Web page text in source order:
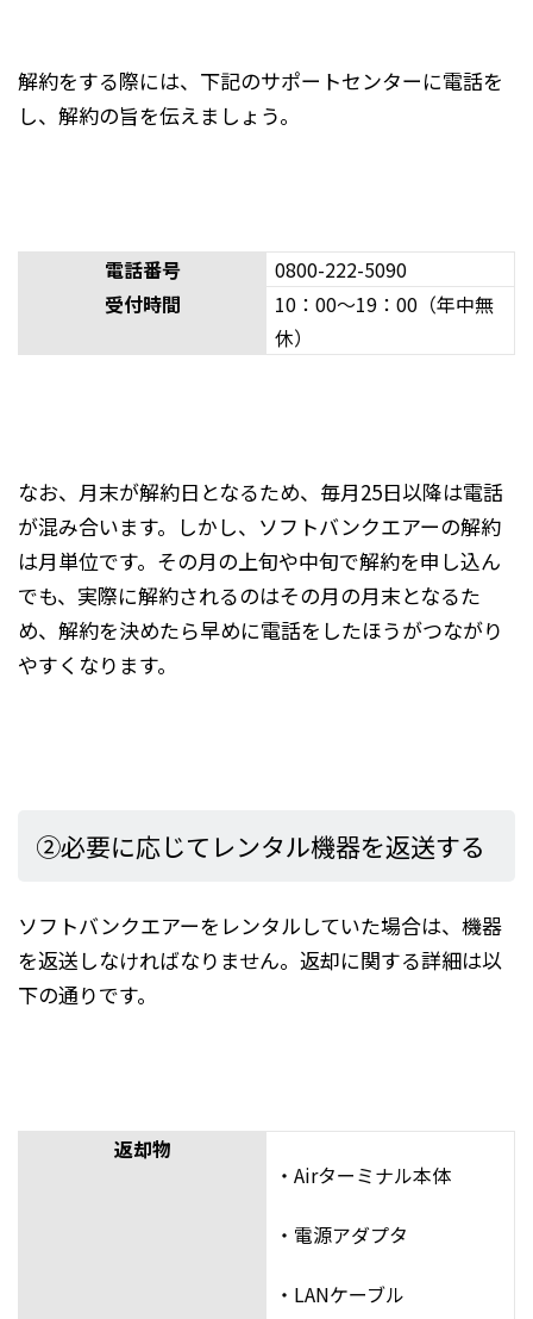
解約をする際には、下記のサポートセンターに電話を
し、解約の旨を伝えましょう。
電話番号
0800-222-5090
受付時間
10：00〜19：00（年中無
休）
なお、月末が解約日となるため、毎月25日以降は電話
が混み合います。しかし、ソフトバンクエアーの解約
は月単位です。その月の上旬や中旬で解約を申し込ん
でも、実際に解約されるのはその月の月末となるた
め、解約を決めたら早めに電話をしたほうがつながり
やすくなります。
②必要に応じてレンタル機器を返送する
ソフトバンクエアーをレンタルしていた場合は、機器
を返送しなければなりません。返却に関する詳細は以
下の通りです。
返却物
・Airターミナル本体
・電源アダプタ
・LANケーブル